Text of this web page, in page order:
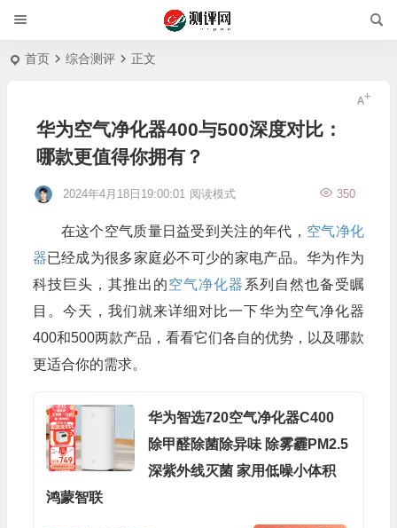
首页 综合测评 正文
华为空气净化器400与500深度对比：
哪款更值得你拥有？
2024年4月18日19:00:01 350
阅读模式
在这个空气质量日益受到关注的年代， 空气净化
器已经成为很多家庭必不可少的家电产品。华为作为
科技巨头，其推出的空气净化器 系列自然也备受瞩
目。今天，我们就来详细对比一下华为空气净化器
400和500两款产品，看看它们各自的优势，以及哪款
更适合你的需求。
华为智选720空气净化器C400
除甲醛除菌除异味 除雾霾PM2.5
深紫外线灭菌 家用低噪小体积
鸿蒙智联